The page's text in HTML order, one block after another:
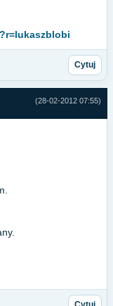
Cytuj
(28-02-2012 07:55)